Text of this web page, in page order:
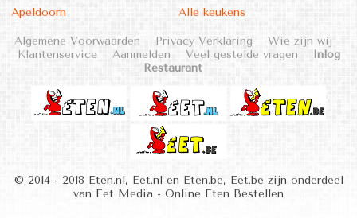
Apeldoorn
Alle keukens
Algemene Voorwaarden Privacy Verklaring
Wie zijn wij
Klantenservice
Aanmelden Veel gestelde vragen
Inlog
Restaurant
© 2014 - 2018 Eten.nl, Eet.nl en Eten.be, Eet.be zijn onderdeel
van Eet Media - Online Eten Bestellen